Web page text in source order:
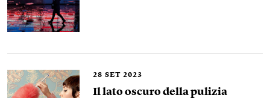
28 SET 2023
Il lato oscuro della pulizia